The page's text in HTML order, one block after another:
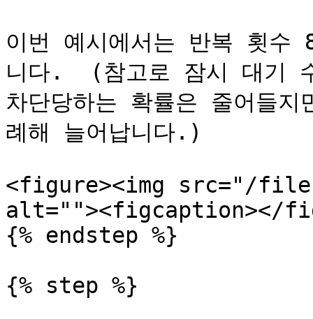
이번 예시에서는 반복 횟
니다.  (참고로 잠시 대기
차단당하는 확률은 줄어들
례해 늘어납니다.)
<figure><img src="/files/
alt=""><figcaption></
{% endstep %}
{% step %}